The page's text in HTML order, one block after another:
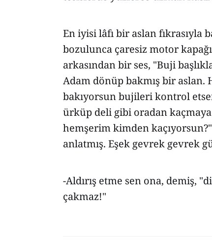
En iyisi lâfı bir aslan fıkrasıyla
bozulunca çaresiz motor
arkasından bir ses, "Buji
Adam dönüp bakmış bir aslan.
bakıyorsun bujileri kontrol
ürküp deli gibi oradan kaçmaya
hemşerim kimden
anlatmış. Eşek gevrek gevrek
-Aldırış etme sen ona, demiş,
çakmaz!"